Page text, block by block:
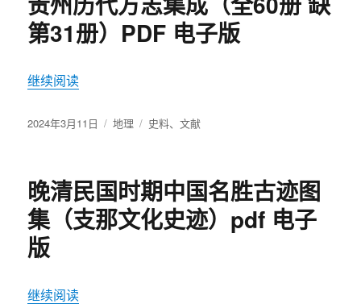
第31册）PDF 电子版
继续阅读
发
2024年3月11日
分
地理
标
史料、文献
晚清民国时期中国名胜古迹图
集（支那文化史迹）pdf 电子
版
继续阅读